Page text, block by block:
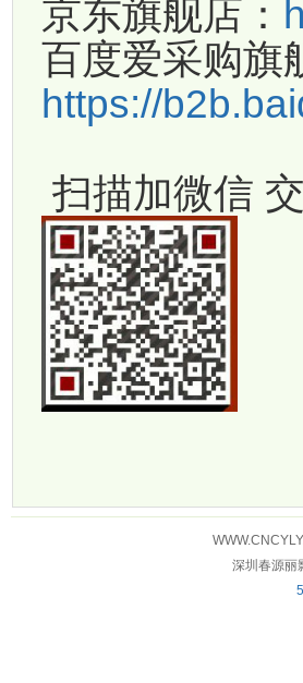
京东旗舰店：
百度爱采购旗
https://
扫描加微信
深圳春源丽